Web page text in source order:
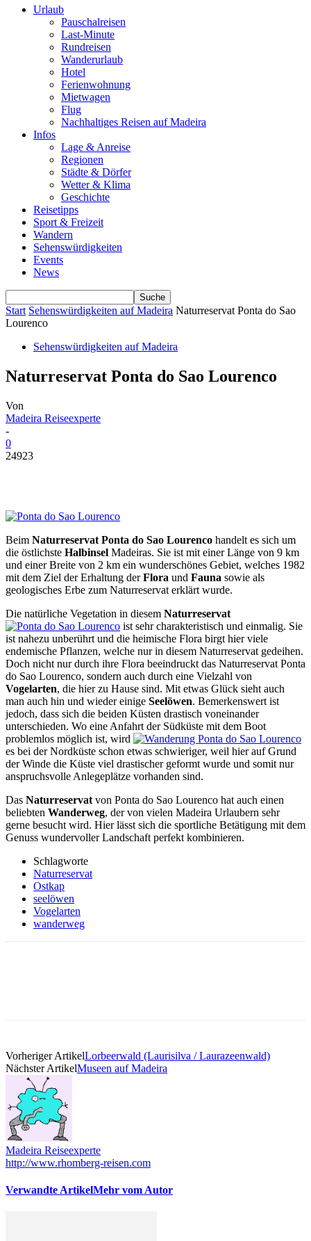
Urlaub
Pauschalreisen
Last-Minute
Rundreisen
Wanderurlaub
Hotel
Ferienwohnung
Mietwagen
Flug
Nachhaltiges Reisen auf Madeira
Infos
Lage & Anreise
Regionen
Städte & Dörfer
Wetter & Klima
Geschichte
Reisetipps
Sport & Freizeit
Wandern
Sehenswürdigkeiten
Events
News
Start Sehenswürdigkeiten auf Madeira Naturreservat Ponta do Sao
Lourenco
Sehenswürdigkeiten auf Madeira
Naturreservat Ponta do Sao Lourenco
Von
Madeira Reiseexperte
-
0
24923
Beim Naturreservat Ponta do Sao Lourenco handelt es sich um
die östlichste Halbinsel Madeiras. Sie ist mit einer Länge von 9 km
und einer Breite von 2 km ein wunderschönes Gebiet, welches 1982
mit dem Ziel der Erhaltung derFlora und Fauna sowie als
geologisches Erbe zum Naturreservat erklärt wurde.
Die natürliche Vegetation in diesem Naturreservat
ist sehr charakteristisch und einmalig. Sie
ist nahezu unberührt und die heimische Flora birgt hier viele
endemische Pflanzen, welche nur in diesem Naturreservat gedeihen.
Doch nicht nur durch ihre Flora beeindruckt das Naturreservat Ponta
do Sao Lourenco, sondern auch durch eine Vielzahl von
Vogelarten, die hier zu Hause sind. Mit etwas Glück sieht auch
man auch hin und wieder einige Seelöwen. Bemerkenswert ist
jedoch, dass sich die beiden Küsten drastisch voneinander
unterschieden. Wo eine Anfahrt der Südküste mit dem Boot
problemlos möglich ist, wird
es bei der Nordküste schon etwas schwieriger, weil hier auf Grund
der Winde die Küste viel drastischer geformt wurde und somit nur
anspruchsvolle Anlegeplätze vorhanden sind.
Das Naturreservat von Ponta do Sao Lourenco hat auch einen
beliebten Wanderweg, der von vielen Madeira Urlaubern sehr
gerne besucht wird. Hier lässt sich die sportliche Betätigung mit dem
Genuss wundervoller Landschaft perfekt kombinieren.
Schlagworte
Naturreservat
Ostkap
seelöwen
Vogelarten
wanderweg
Vorheriger ArtikelLorbeerwald (Laurisilva / Laurazeenwald)
Nächster ArtikelMuseen auf Madeira
Madeira Reiseexperte
http://www.rhomberg-reisen.com
Verwandte ArtikelMehr vom Autor